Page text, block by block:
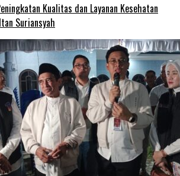
Kualitas dan Layanan Kesehatan
Suriansyah